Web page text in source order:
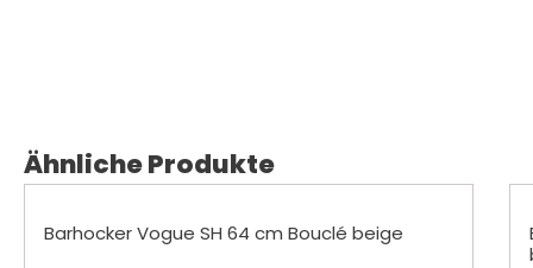
Produktgalerie überspringen
Ähnliche Produkte
Barhocker Vogue SH 64 cm Bouclé beige